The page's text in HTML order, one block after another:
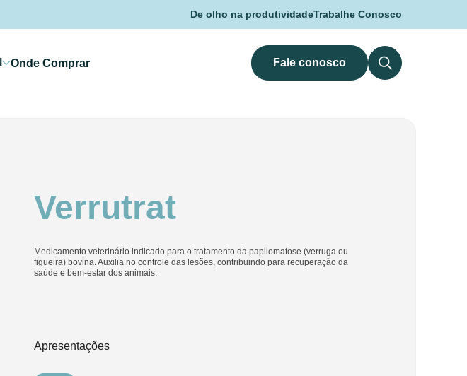
De olho na produtividadeTrabalhe Conosco
Onde Comprar Fale conosco
Verrutrat
Medicamento veterinário indicado para o tratamento da papilomatose (verruga ou
figueira) bovina. Auxilia no controle das lesões, contribuindo para recuperação da
saúde e bem-estar dos animais.
Apresentações